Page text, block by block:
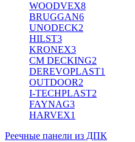
WOODVEX8
BRUGGAN6
UNODECK2
HILST3
KRONEX3
CM DECKING2
DEREVOPLAST1
OUTDOOR2
I-TECHPLAST2
FAYNAG3
HARVEX1
Реечные панели из ДПК